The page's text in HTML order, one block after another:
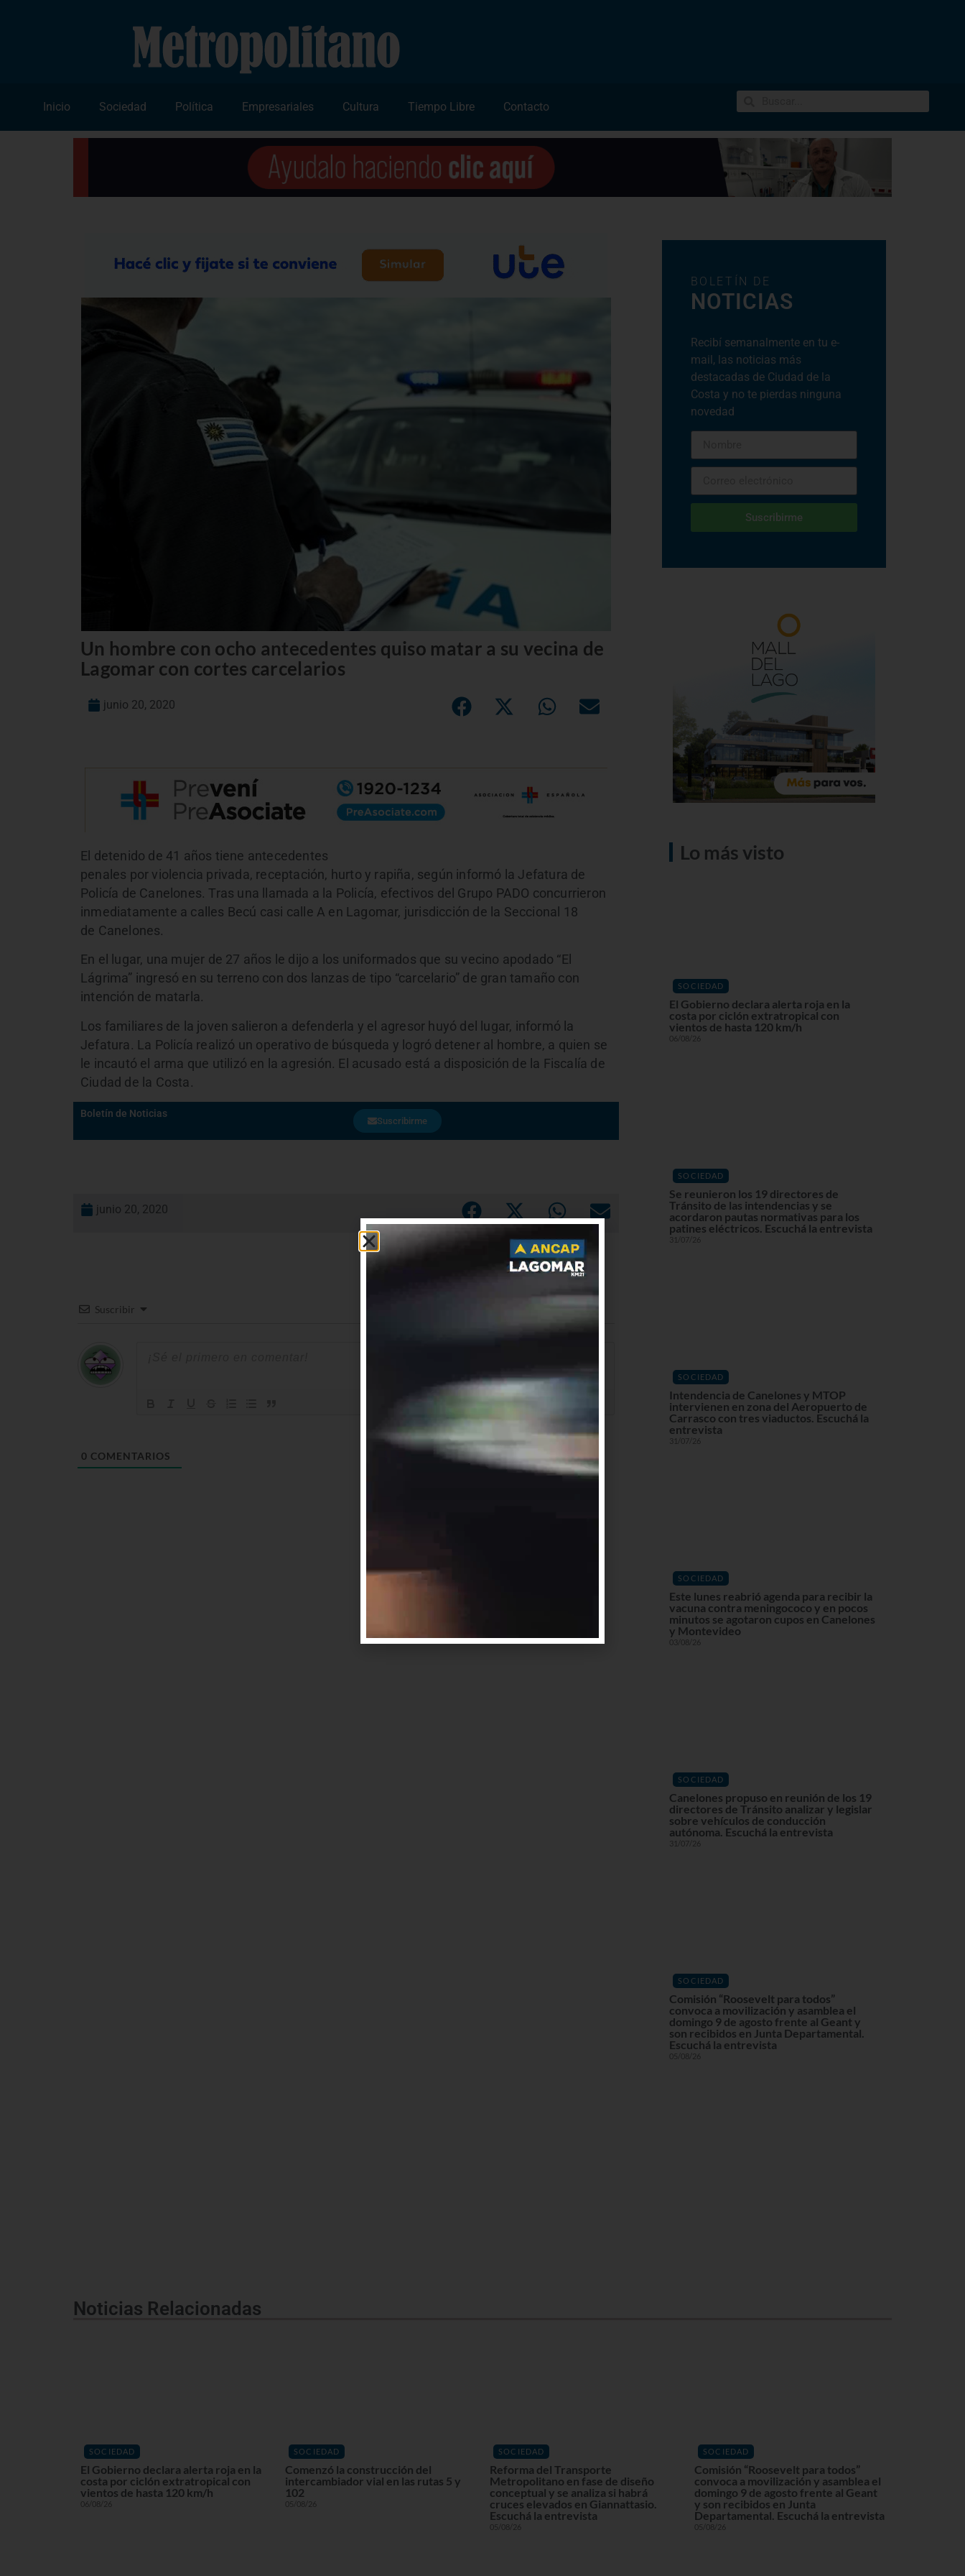
Inicio Sociedad Política Empresariales Cultura Tiempo Libre Contacto
Un hombre con ocho antecedentes quiso matar a su vecina de
Lagomar con cortes carcelarios
junio 20, 2020
El detenido de 41 años tiene antecedentes
penales por violencia privada, receptación, hurto y rapiña, según informó la Jefatura de
Policía de Canelones. Tras una llamada a la Policía, efectivos del Grupo PADO concurrieron
inmediatamente a calles Becú casi calle A en Lagomar, jurisdicción de la Seccional 18
de Canelones.
En el lugar, una mujer de 27 años le dijo a los uniformados que su vecino apodado “El
Lágrima” ingresó en su terreno con dos lanzas de tipo “carcelario” de gran tamaño con
intención de matarla.
Los familiares de la joven salieron a defenderla y el agresor huyó del lugar, informó la
Jefatura. La Policía realizó un operativo de búsqueda y logró detener al hombre, a quien se
le incautó el arma que utilizó en la agresión. El acusado está a disposición de la Fiscalía de
Ciudad de la Costa.
Boletín de Noticias
Suscribirme
junio 20, 2020
Suscribir
0 COMENTARIOS
BOLETÍN DE
NOTICIAS
Recibí semanalmente en tu e-
mail, las noticias más
destacadas de Ciudad de la
Costa y no te pierdas ninguna
novedad
Suscribirme
Lo más visto
SOCIEDAD
El Gobierno declara alerta roja en la
costa por ciclón extratropical con
vientos de hasta 120 km/h
06/08/26
SOCIEDAD
Se reunieron los 19 directores de
Tránsito de las intendencias y se
acordaron pautas normativas para los
patines eléctricos. Escuchá la entrevista
31/07/26
SOCIEDAD
Intendencia de Canelones y MTOP
intervienen en zona del Aeropuerto de
Carrasco con tres viaductos. Escuchá la
entrevista
31/07/26
SOCIEDAD
Este lunes reabrió agenda para recibir la
vacuna contra meningococo y en pocos
minutos se agotaron cupos en Canelones
y Montevideo
03/08/26
SOCIEDAD
Canelones propuso en reunión de los 19
directores de Tránsito analizar y legislar
sobre vehículos de conducción
autónoma. Escuchá la entrevista
31/07/26
SOCIEDAD
Comisión “Roosevelt para todos”
convoca a movilización y asamblea el
domingo 9 de agosto frente al Geant y
son recibidos en Junta Departamental.
Escuchá la entrevista
05/08/26
Noticias Relacionadas
SOCIEDAD
El Gobierno declara alerta roja en la
costa por ciclón extratropical con
vientos de hasta 120 km/h
06/08/26
SOCIEDAD
Comenzó la construcción del
intercambiador vial en las rutas 5 y
102
05/08/26
SOCIEDAD
Reforma del Transporte
Metropolitano en fase de diseño
conceptual y se analiza si habrá
cruces elevados en Giannattasio.
Escuchá la entrevista
05/08/26
SOCIEDAD
Comisión “Roosevelt para todos”
convoca a movilización y asamblea el
domingo 9 de agosto frente al Geant
y son recibidos en Junta
Departamental. Escuchá la entrevista
05/08/26